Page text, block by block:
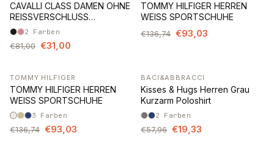
CAVALLI CLASS DAMEN OHNE
REISSVERSCHLUSS
SWEATSHIRT SCHWARZ
2 Farben
€81,00 €31,00
TOMMY HILFIGER HERREN
WEISS SPORTSCHUHE
€136,74 €93,03
-32%
TOMMY HILFIGER
TOMMY HILFIGER HERREN
WEISS SPORTSCHUHE
3 Farben
€136,74 €93,03
-67%
BACI&ABBRACCI
Kisses & Hugs Herren Grau
Kurzarm Poloshirt
2 Farben
€57,96 €19,33